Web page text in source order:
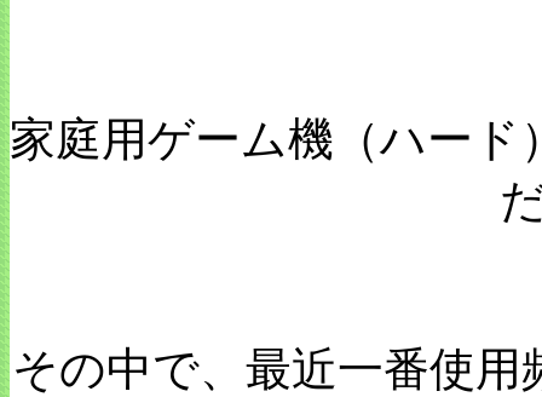
家庭用ゲーム機（ハー
その中で、最近一番使